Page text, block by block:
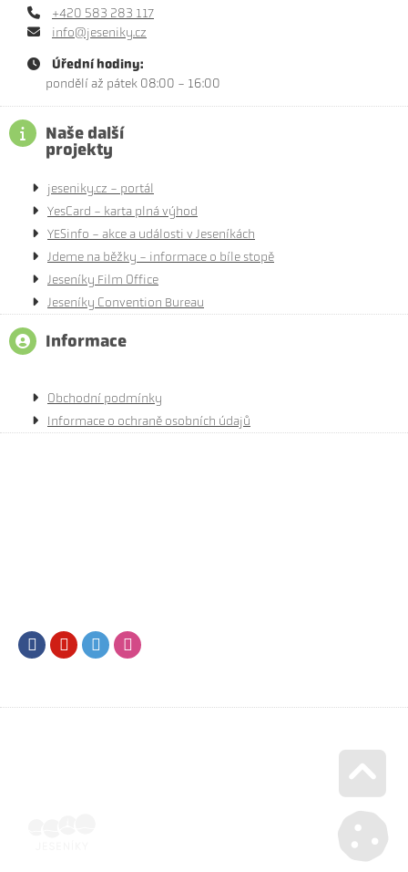
+420 583 283 117
info@jeseniky.cz
Úřední hodiny:
pondělí až pátek 08:00 - 16:00
Naše další
projekty
jeseniky.cz - portál
YesCard - karta plná výhod
YESinfo - akce a události v Jeseníkách
Jdeme na běžky - informace o bíle stopě
Jeseníky Film Office
Jeseníky Convention Bureau
Informace
Obchodní podmínky
Informace o ochraně osobních údajů
FacebookYoutubeTwitter
Go